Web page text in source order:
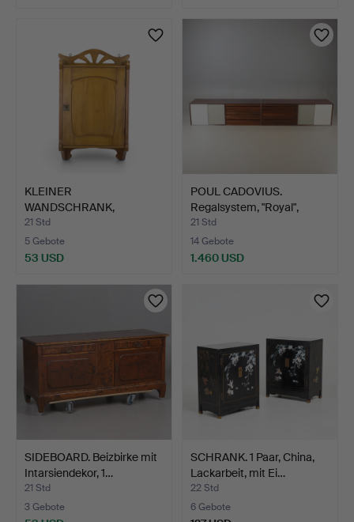
KLEINER
WANDSCHRANK,
lackiertes Laubholz, …
21 Std
5 Gebote
53 USD
POUL CADOVIUS.
Regalsystem, "Royal",
Palis…
21 Std
14 Gebote
1.460 USD
SIDEBOARD. Beizbirke mit
Intarsiendekor, 1…
21 Std
3 Gebote
SCHRANK. 1 Paar, China,
Lackarbeit, mit Ei…
22 Std
6 Gebote